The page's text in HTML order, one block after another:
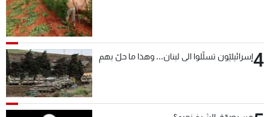
4إسرائيليّون تسلّلوا الى لبنان... وهذا ما حلّ بهم